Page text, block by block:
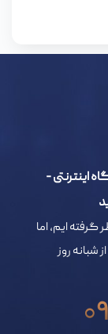
اینترنتی -
گرفته ایم، اما
شبانه روز